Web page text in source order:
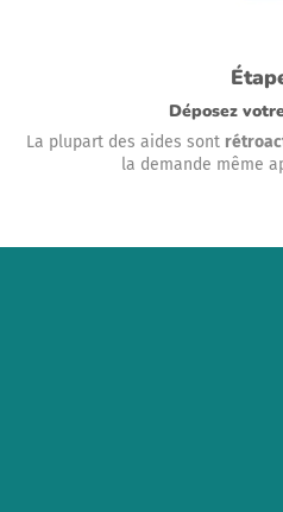
Déposez
La plupart des aides sont
la demande même